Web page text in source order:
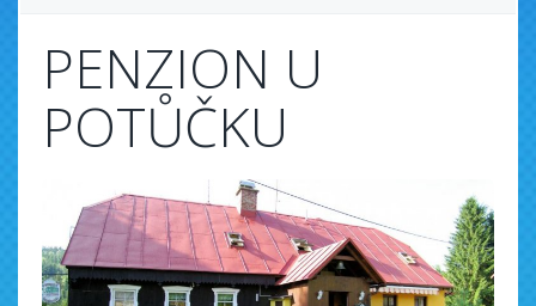
PENZION U
POTŮČKU